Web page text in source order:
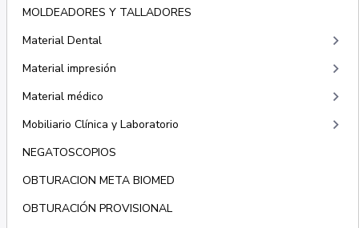
MOLDEADORES Y TALLADORES
Material Dental
keyboard_arrow_right
Material impresión keyboard_arrow_right
Material médico keyboard_arrow_right
Mobiliario Clínica y Laboratorio keyboard_arrow_right
NEGATOSCOPIOS
OBTURACION META BIOMED
OBTURACIÓN PROVISIONAL